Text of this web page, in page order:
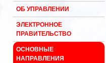
ОБ УПРАВЛЕНИИ
ЭЛЕКТРОННОЕ
ПРАВИТЕЛЬСТВО
ОСНОВНЫЕ
НАПРАВЛЕНИЯ